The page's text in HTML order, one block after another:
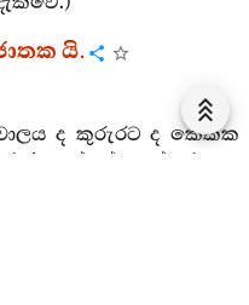
යි.
ද කුරුරට ද කෙකක
අන්තරය ද